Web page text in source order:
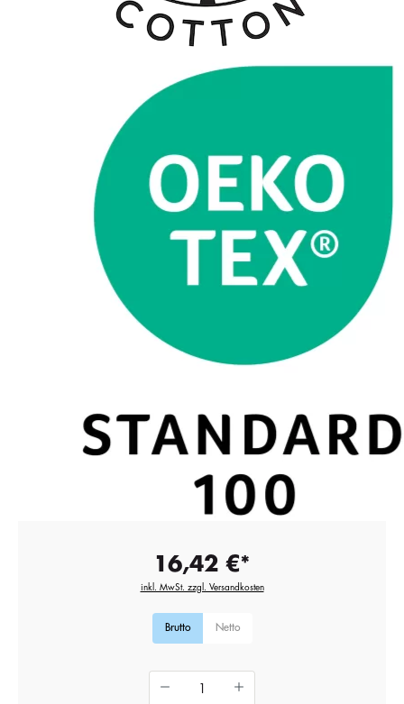
16,42 €*
inkl. MwSt. zzgl. Versandkosten
Brutto Netto